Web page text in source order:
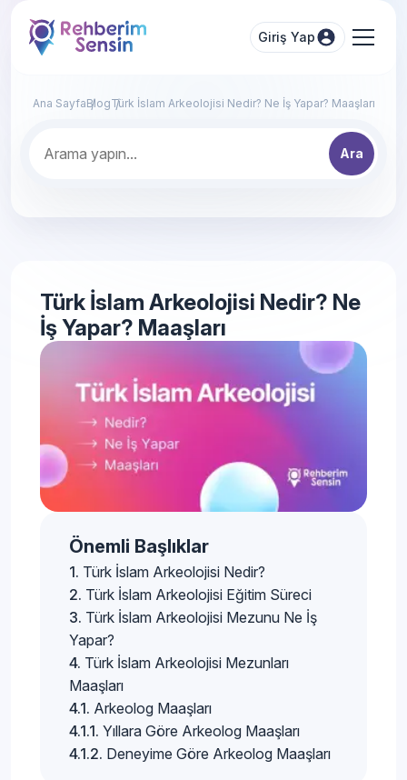
Giriş Yap
Ana SayfaBlogTürk İslam Arkeolojisi Nedir? Ne İş Yapar? Maaşları
Ara
Türk İslam Arkeolojisi Nedir? Ne
İş Yapar? Maaşları
Önemli Başlıklar
Türk İslam Arkeolojisi Nedir?
Türk İslam Arkeolojisi Eğitim Süreci
Türk İslam Arkeolojisi Mezunu Ne İş
Yapar?
Türk İslam Arkeolojisi Mezunları
Maaşları
Arkeolog Maaşları
Yıllara Göre Arkeolog Maaşları
Deneyime Göre Arkeolog Maaşları